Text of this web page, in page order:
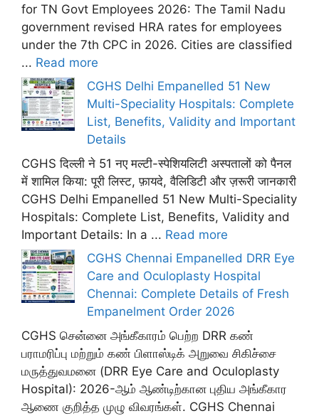
for TN Govt Employees 2026: The Tamil Nadu
government revised HRA rates for employees
under the 7th CPC in 2026. Cities are classified
... Read more
CGHS Delhi Empanelled 51 New
Multi-Speciality Hospitals: Complete
List, Benefits, Validity and Important
Details
CGHS दिल्ली ने 51 नए मल्टी-स्पेशियलिटी अस्पतालों को पैनल
में शामिल किया: पूरी लिस्ट, फ़ायदे, वैलिडिटी और ज़रूरी जानकारी
CGHS Delhi Empanelled 51 New Multi-Speciality
Hospitals: Complete List, Benefits, Validity and
Important Details: In a ... Read more
CGHS Chennai Empanelled DRR Eye
Care and Oculoplasty Hospital
Chennai: Complete Details of Fresh
Empanelment Order 2026
CGHS சென்னை அங்கீகாரம் பெற்ற DRR கண்
பராமரிப்பு மற்றும் கண் பிளாஸ்டிக் அறுவை சிகிச்சை
மருத்துவமனை (DRR Eye Care and Oculoplasty
Hospital): 2026-ஆம் ஆண்டிற்கான புதிய அங்கீகார
ஆணை குறித்த முழு விவரங்கள். CGHS Chennai